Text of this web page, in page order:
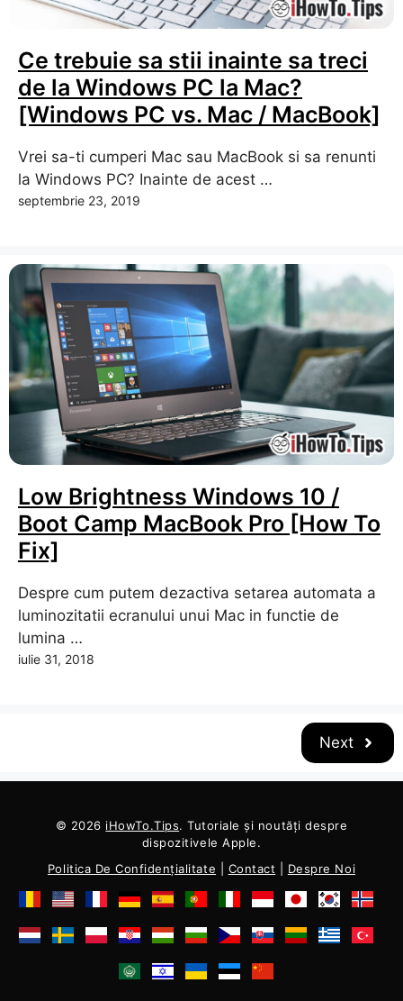
Ce trebuie sa stii inainte sa treci
de la Windows PC la Mac?
[Windows PC vs. Mac / MacBook]
Vrei sa-ti cumperi Mac sau MacBook si sa renunti
la Windows PC? Inainte de acest …
septembrie 23, 2019
Low Brightness Windows 10 /
Boot Camp MacBook Pro [How To
Fix]
Despre cum putem dezactiva setarea automata a
luminozitatii ecranului unui Mac in functie de
lumina …
iulie 31, 2018
Next
© 2026 iHowTo.Tips. Tutoriale și noutăți despre
dispozitivele Apple.
Politica De Confidențialitate
Contact Despre Noi